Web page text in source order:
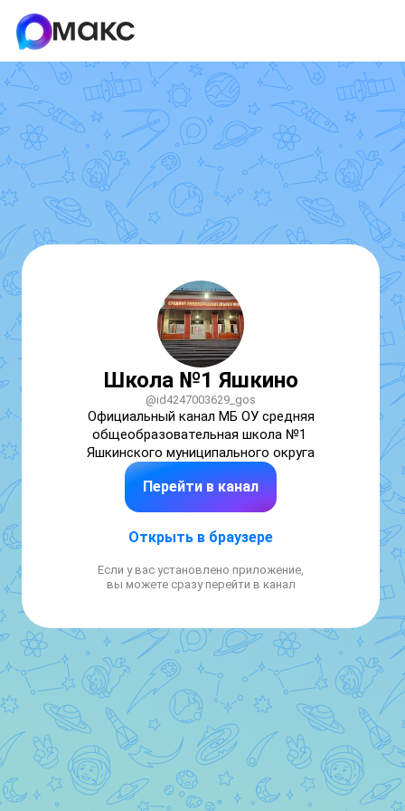
Школа №1 Яшкино
@id4247003629_gos
Официальный канал МБ ОУ средняя
общеобразовательная школа №1
Яшкинского муниципального округа
Перейти в канал
Открыть в браузере
Если у вас установлено приложение,
вы можете сразу перейти в канал